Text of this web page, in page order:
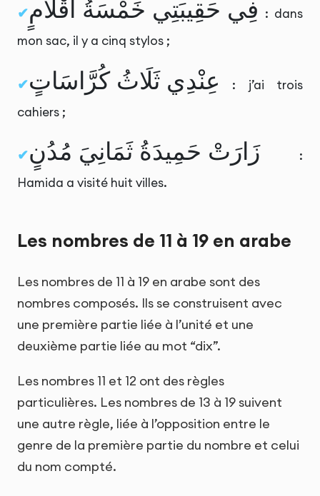
فِي حَقِيبَتِي خَمْسَةُ أَقْلَامٍ : dans
mon sac, il y a cinq stylos ;
عِنْدِي ثَلَاثُ كُرَّاسَاتٍ
: j’ai trois
cahiers ;
زَارَتْ حَمِيدَةُ ثَمَانِيَ مُدُنٍ :
Hamida a visité huit villes.
Les nombres de 11 à 19 en arabe
Les nombres de 11 à 19 en arabe sont des
nombres composés. Ils se construisent avec
une première partie liée à l’unité et une
deuxième partie liée au mot “dix”.
Les nombres 11 et 12 ont des règles
particulières. Les nombres de 13 à 19 suivent
une autre règle, liée à l’opposition entre le
genre de la première partie du nombre et celui
du nom compté.